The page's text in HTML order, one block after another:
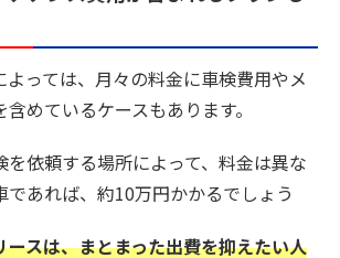
よっては、月々の料金に車検費用やメ
めているケースもあります。
を依頼する場所によって、料金は異な
であれば、約10万円かかるでしょう
ースは、まとまった出費を抑えたい人